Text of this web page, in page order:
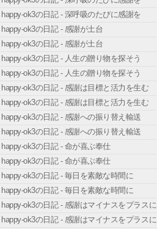
happy-ok3の日記 - 深呼吸のたびに感謝を
happy-ok3の日記 - 感謝が土台
happy-ok3の日記 - 感謝が土台
happy-ok3の日記 - 人生の贈り物を探そう
happy-ok3の日記 - 人生の贈り物を探そう
happy-ok3の日記 - 感謝は目標と活力を生む
happy-ok3の日記 - 感謝は目標と活力を生む
happy-ok3の日記 - 感謝への振り替え輸送
happy-ok3の日記 - 感謝への振り替え輸送
happy-ok3の日記 - 命が喜ぶ奉仕
happy-ok3の日記 - 命が喜ぶ奉仕
happy-ok3の日記 - 毎日を素敵な時間に
happy-ok3の日記 - 毎日を素敵な時間に
happy-ok3の日記 - 感謝はマイナスをプラスに
happy-ok3の日記 - 感謝はマイナスをプラスに